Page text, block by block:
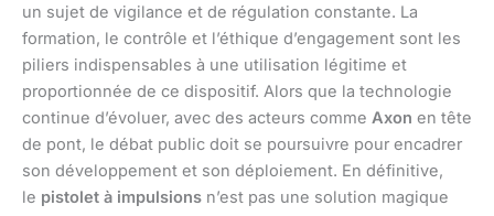
un sujet de vigilance et de régulation constante. La
formation, le contrôle et l’éthique d’engagement sont les
piliers indispensables à une utilisation légitime et
proportionnée de ce dispositif. Alors que la technologie
continue d’évoluer, avec des acteurs comme Axon en tête
de pont, le débat public doit se poursuivre pour encadrer
son développement et son déploiement. En définitive,
le pistolet à impulsions n’est pas une solution magique